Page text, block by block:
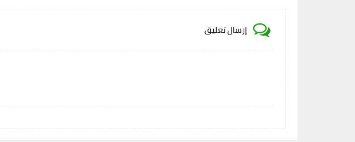
إرسال تعليق